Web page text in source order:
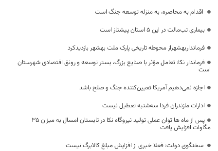
اقدام به محاصره، به منزله توسعه جنگ است
بیماری تب‌مالت در این ۵ استان پیشتاز است
فرمانداربهشهراز محوطه تاریخی پارک ملت بهشهر بازدیدکرد
فرماندار نکا: تعامل مؤثر با صنایع بزرگ، بستر توسعه و رونق اقتصادی شهرستان
است
اجازه نمی‌دهیم آمریکا تعیین‌کننده جنگ و صلح باشد
ادارات مازندران فردا سه‌شنبه تعطیل نیست
پس از ماه ها توان عملی تولید نیروگاه نکا در تابستان امسال به میزان ۳۵
مگاوات افزایش یافت
سخنگوی دولت: فعلا خبری از افزایش مبلغ کالابرگ نیست